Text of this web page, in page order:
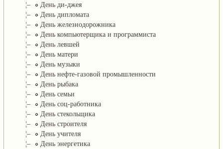
¦–
День ди-джея
¦–
День дипломата
¦–
День железнодорожника
¦–
День компьютерщика и программиста
¦–
День левшей
¦–
День матери
¦–
День музыки
¦–
День нефте-газовой промышленности
¦–
День рыбака
¦–
День семьи
¦–
День соц-работника
¦–
День стекольщика
¦–
День строителя
¦–
День учителя
¦–
День энергетика